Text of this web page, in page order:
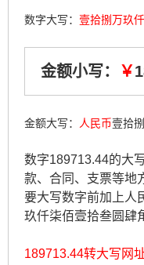
数字大写： 壹拾捌万玖
金额小写： ￥
金额大写： 人民币壹拾
数字189713.44的大
款、合同、支票等地
要大写数字前加上人
玖仟柒佰壹拾叁圆肆
189713.44转大写网